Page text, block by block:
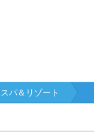
パ＆リゾート